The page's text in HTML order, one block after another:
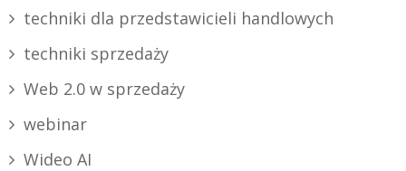
techniki dla przedstawicieli handlowych
techniki sprzedaży
Web 2.0 w sprzedaży
webinar
Wideo AI